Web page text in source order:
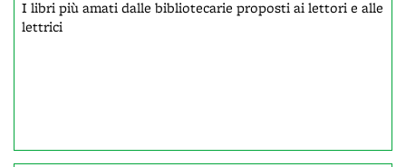
I libri più amati dalle bibliotecarie proposti ai lettori e alle
lettrici